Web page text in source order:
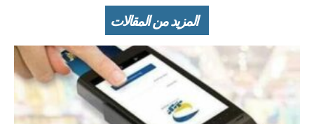
المزيد من المقالات